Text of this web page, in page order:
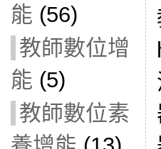
能 (56)
教師數位增
能 (5)
教師數位素